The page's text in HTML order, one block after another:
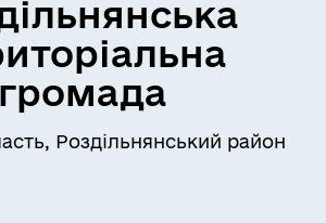
громада
Роздільнянський район